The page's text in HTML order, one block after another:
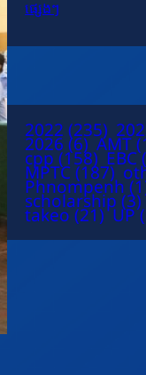
ផ្សេងៗ
2022 (235)
2026 (6) AMT
cpp (158) EBC
MPTC (187)
Phnompenh
scholarship (3)
takeo (21) UP